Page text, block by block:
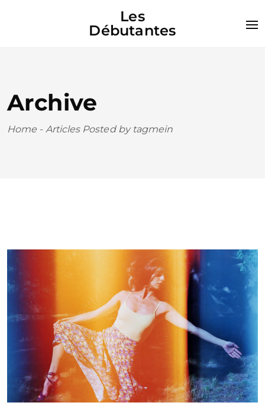
Les
Débutantes
Archive
Home - Articles Posted by tagmein